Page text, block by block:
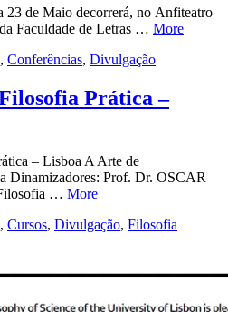
23 de Maio decorrerá, no Anfiteatro
Faculdade de Letras … More
, Conferências, Divulgação
Prática –
– Lisboa A Arte de
Dinamizadores: Prof. Dr. OSCAR
… More
, Cursos, Divulgação, Filosofia